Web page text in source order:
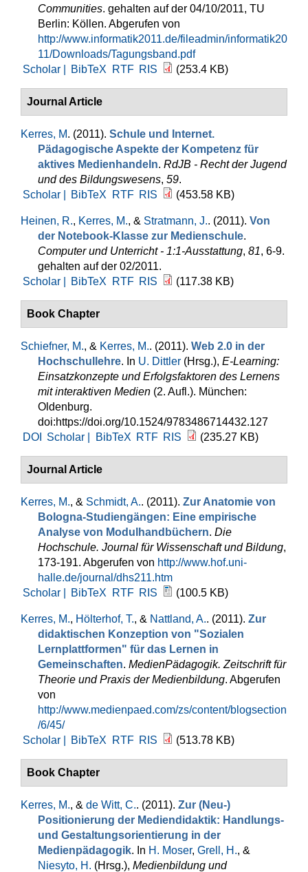
Communities. gehalten auf der 04/10/2011, TU
Berlin: Köllen. Abgerufen von
http://www.informatik2011.de/fileadmin/informatik20
11/Downloads/Tagungsband.pdf
Scholar |
BibTeX RTF RIS (253.4 KB)
Journal Article
Kerres, M. (2011). Schule und Internet.
Pädagogische Aspekte der Kompetenz für
aktives Medienhandeln. RdJB - Recht der Jugend
und des Bildungswesens, 59.
Scholar |
BibTeX RTF RIS (453.58 KB)
Heinen, R., Kerres, M., & Stratmann, J.. (2011). Von
der Notebook-Klasse zur Medienschule.
Computer und Unterricht - 1:1-Ausstattung, 81, 6-9.
gehalten auf der 02/2011.
Scholar |
BibTeX RTF RIS (117.38 KB)
Book Chapter
Schiefner, M., & Kerres, M.. (2011). Web 2.0 in der
Hochschullehre. In U. Dittler (Hrsg.), E-Learning:
Einsatzkonzepte und Erfolgsfaktoren des Lernens
mit interaktiven Medien (2. Aufl.). München:
Oldenburg.
doi:https://doi.org/10.1524/9783486714432.127
DOI
Scholar | BibTeX RTF RIS (235.27 KB)
Journal Article
Kerres, M., & Schmidt, A.. (2011). Zur Anatomie von
Bologna-Studiengängen: Eine empirische
Analyse von Modulhandbüchern. Die
Hochschule. Journal für Wissenschaft und Bildung,
173-191. Abgerufen von http://www.hof.uni-
halle.de/journal/dhs211.htm
Scholar |
BibTeX RTF RIS (100.5 KB)
Kerres, M., Hölterhof, T., & Nattland, A.. (2011). Zur
didaktischen Konzeption von "Sozialen
Lernplattformen" für das Lernen in
Gemeinschaften. MedienPädagogik. Zeitschrift für
Theorie und Praxis der Medienbildung. Abgerufen
von
http://www.medienpaed.com/zs/content/blogsection
/6/45/
Scholar |
BibTeX RTF RIS (513.78 KB)
Book Chapter
Kerres, M., & de Witt, C.. (2011). Zur (Neu-)
Positionierung der Mediendidaktik: Handlungs-
und Gestaltungsorientierung in der
Medienpädagogik. In H. Moser, Grell, H., &
Niesyto, H. (Hrsg.), Medienbildung und